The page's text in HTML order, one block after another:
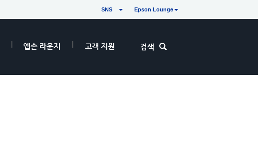
SNS Epson Lounge
엡손 라운지 고객 지원 검색